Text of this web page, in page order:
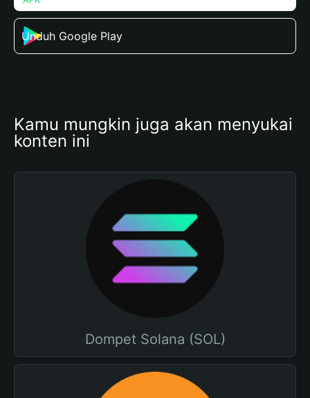
Unduh Google Play
Kamu mungkin juga akan menyukai
konten ini
Dompet Solana (SOL)